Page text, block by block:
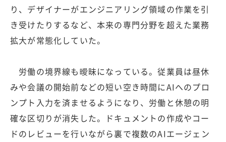
り、デザイナーがエンジニアリング領域の作業を引
き受けたりするなど、本来の専門分野を超えた業務
拡大が常態化していた。
労働の境界線も曖昧になっている。従業員は昼休
みや会議の開始前などの短い空き時間にAIへのプロ
ンプト入力を済ませるようになり、労働と休憩の明
確な区切りが消失した。ドキュメントの作成やコー
ドのレビューを行いながら裏で複数のAIエージェン